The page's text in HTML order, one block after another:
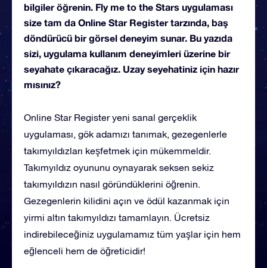
bilgiler öğrenin. Fly me to the Stars uygulaması
size tam da Online Star Register tarzında, baş
döndürücü bir görsel deneyim sunar. Bu yazıda
sizi, uygulama kullanım deneyimleri üzerine bir
seyahate çıkaracağız. Uzay seyehatiniz için hazır
mısınız?
Online Star Register yeni sanal gerçeklik
uygulaması, gök adamızı tanımak, gezegenlerle
takımyıldızları keşfetmek için mükemmeldir.
Takımyıldız oyununu oynayarak seksen sekiz
takımyıldızın nasıl göründüklerini öğrenin.
Gezegenlerin kilidini açın ve ödül kazanmak için
yirmi altın takımyıldızı tamamlayın. Ücretsiz
indirebileceğiniz uygulamamız tüm yaşlar için hem
eğlenceli hem de öğreticidir!